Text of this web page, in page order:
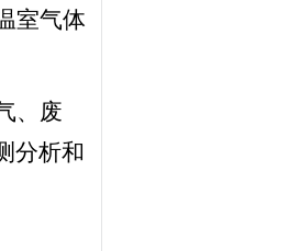
室气体
、废
分析和